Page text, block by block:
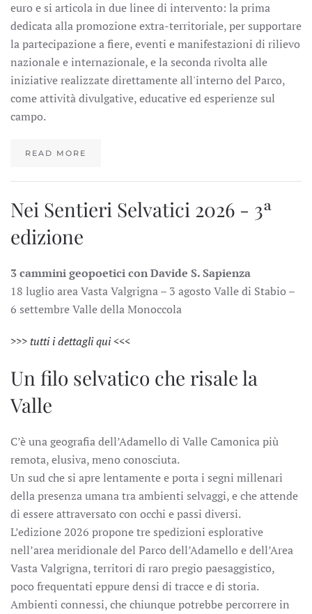
euro e si articola in due linee di intervento: la prima
dedicata alla promozione extra-territoriale, per supportare
la partecipazione a fiere, eventi e manifestazioni di rilievo
nazionale e internazionale, e la seconda rivolta alle
iniziative realizzate direttamente all'interno del Parco,
come attività divulgative, educative ed esperienze sul
campo.
READ MORE
Nei Sentieri Selvatici 2026 - 3ª
edizione
3 cammini geopoetici con Davide S. Sapienza
18 luglio area Vasta Valgrigna – 3 agosto Valle di Stabio –
6 settembre Valle della Monoccola
>>> tutti i dettagli qui <<<
Un filo selvatico che risale la
Valle
C’è una geografia dell’Adamello di Valle Camonica più
remota, elusiva, meno conosciuta.
Un sud che si apre lentamente e porta i segni millenari
della presenza umana tra ambienti selvaggi, e che attende
di essere attraversato con occhi e passi diversi.
L’edizione 2026 propone tre spedizioni esplorative
nell’area meridionale del Parco dell’Adamello e dell’Area
Vasta Valgrigna, territori di raro pregio paesaggistico,
poco frequentati eppure densi di tracce e di storia.
Ambienti connessi, che chiunque potrebbe percorrere in